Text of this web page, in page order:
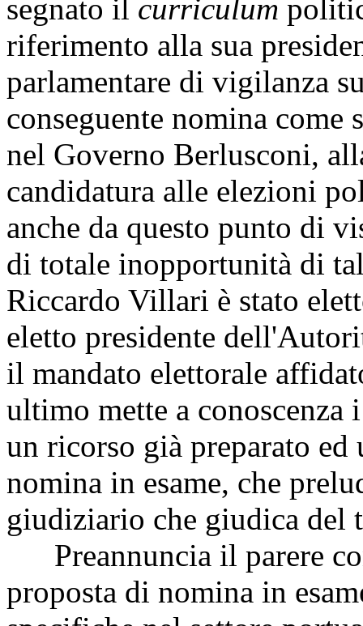
segnato il curriculum
riferimento alla sua
parlamentare di vigilanza
conseguente nomina
nel Governo Berlusconi,
candidatura alle elezioni
anche da questo punto di
di totale inopportunità di
Riccardo Villari è stato
eletto presidente
il mandato elettorale
ultimo mette a
un ricorso già preparato ed
nomina in esame, che
giudiziario che giudica del
Preannuncia il parere
proposta di nomina in